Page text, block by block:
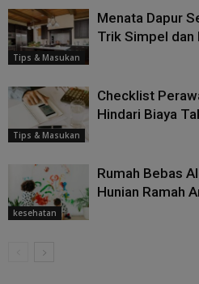
Tips & Masukan
Menata Dapur
Trik Simpel dan
Tips & Masukan
Checklist
Hindari Biaya
kesehatan
Rumah Bebas
Hunian Ramah